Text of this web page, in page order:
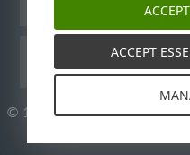
ESET
© 1992-2026ESET, spol. s
ACCEPT